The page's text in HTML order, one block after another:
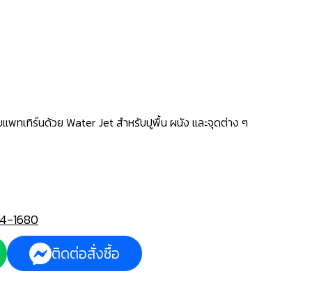
พทเทิร์นด้วย Water Jet สำหรับปูพื้น ผนัง และจุดต่าง ๆ
1680
ติดต่อสั่งซื้อ